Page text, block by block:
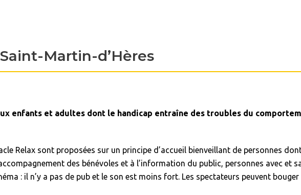
Martin-d’Hères
enfants et adultes dont le handicap entraîne des troubles du
Relax sont proposées sur un principe d’accueil bienveillant de personnes
des bénévoles et à l’information du public, personnes avec et
: il n’y a pas de pub et le son est moins fort. Les spectateurs peuvent